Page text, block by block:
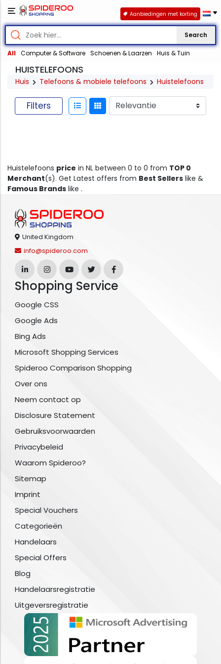
Search
All Computer & Software Schoenen & Laarzen Huis & Tuin
Aanbiedingen met korting
HUISTELEFOONS
Huis Telefoons & mobiele telefoons Huistelefoons
Filters
Huistelefoons price in NL between 0 to 0 from TOP 0
Merchant(s). Get Latest offers from Best Sellers like &
Famous Brands like .
United Kingdom
info@spideroo.com
Shopping Service
Google CSS
Google Ads
Bing Ads
Microsoft Shopping Services
Spideroo Comparison Shopping
Over ons
Neem contact op
Disclosure Statement
Gebruiksvoorwaarden
Privacybeleid
Waarom Spideroo?
Sitemap
Imprint
Special Vouchers
Categorieën
Handelaars
Special Offers
Blog
Handelaarsregistratie
Uitgeversregistratie